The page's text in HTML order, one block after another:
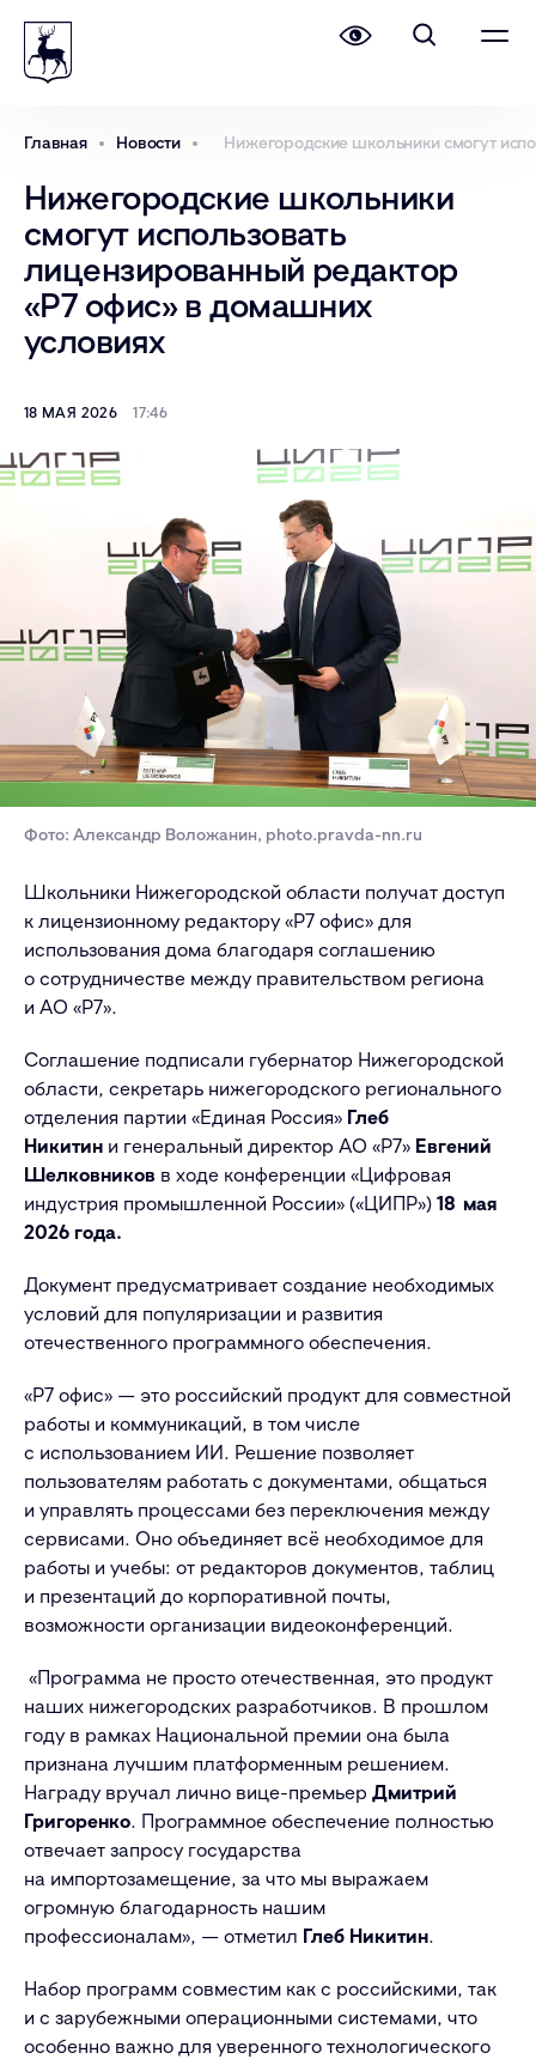
Главная Новости Нижегородские школьники смогут
Нижегородские школьники
смогут использовать
лицензированный редактор
«Р7 офис» в домашних
условиях
18 МАЯ 2026 17:46
Фото: Александр Воложанин, photo.pravda-nn.ru
Школьники Нижегородской области получат доступ
к лицензионному редактору «Р7 офис» для
использования дома благодаря соглашению
о сотрудничестве между правительством региона
и АО «Р7».
Соглашение подписали губернатор Нижегородской
области, секретарь нижегородского регионального
отделения партии «Единая Россия» Глеб
Никитин и генеральный директор АО «Р7» Евгений
Шелковников в ходе конференции «Цифровая
индустрия промышленной России» («ЦИПР») 18 мая
2026 года.
Документ предусматривает создание необходимых
условий для популяризации и развития
отечественного программного обеспечения.
«Р7 офис» — это российский продукт для совместной
работы и коммуникаций, в том числе
с использованием ИИ. Решение позволяет
пользователям работать с документами, общаться
и управлять процессами без переключения между
сервисами. Оно объединяет всё необходимое для
работы и учебы: от редакторов документов, таблиц
и презентаций до корпоративной почты,
возможности организации видеоконференций.
«Программа не просто отечественная, это продукт
наших нижегородских разработчиков. В прошлом
году в рамках Национальной премии она была
признана лучшим платформенным решением.
Награду вручал лично вице-премьер Дмитрий
Григоренко. Программное обеспечение полностью
отвечает запросу государства
на импортозамещение, за что мы выражаем
огромную благодарность нашим
профессионалам», — отметил Глеб Никитин.
Набор программ совместим как с российскими, так
и с зарубежными операционными системами, что
особенно важно для уверенного технологического